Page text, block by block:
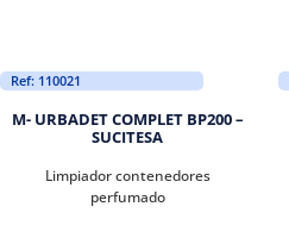
Ref: 110021
M- URBADET COMPLET BP200 –
SUCITESA
Limpiador contenedores
perfumado